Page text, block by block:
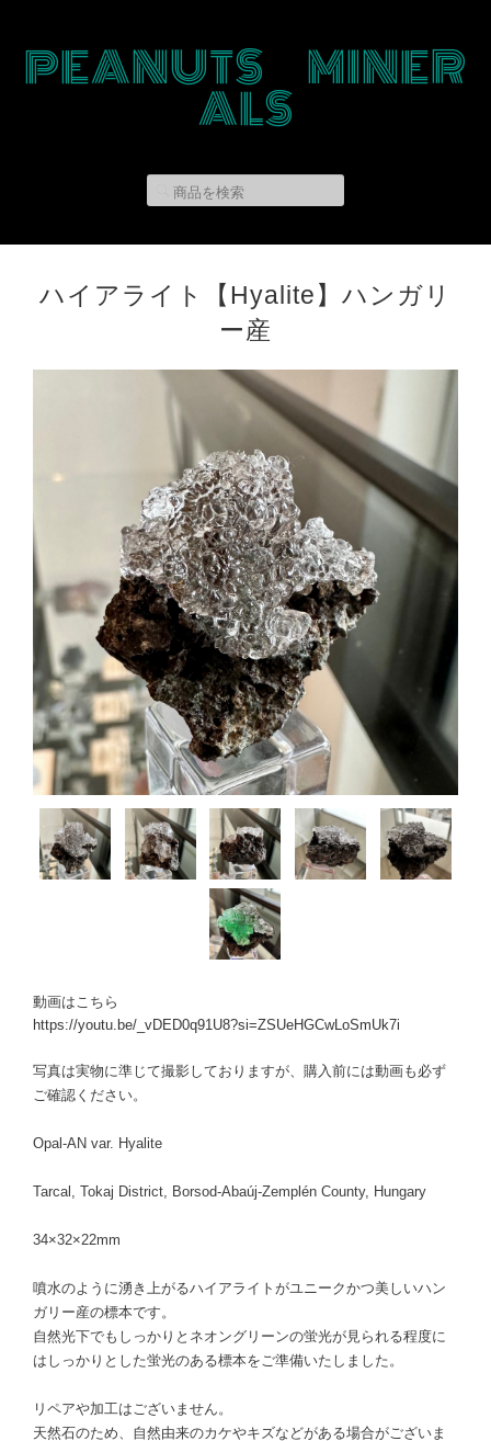
PEANUTS MINER
ALS
ハイアライト【Hyalite】ハンガリ
ー産
動画はこちら
https://youtu.be/_vDED0q91U8?si=ZSUeHGCwLoSmUk7i
写真は実物に準じて撮影しておりますが、購入前には動画も必ず
ご確認ください。
Opal-AN var. Hyalite
Tarcal, Tokaj District, Borsod-Abaúj-Zemplén County, Hungary
34×32×22mm
噴水のように湧き上がるハイアライトがユニークかつ美しいハン
ガリー産の標本です。
自然光下でもしっかりとネオングリーンの蛍光が見られる程度に
はしっかりとした蛍光のある標本をご準備いたしました。
リペアや加工はございません。
天然石のため、自然由来のカケやキズなどがある場合がございま